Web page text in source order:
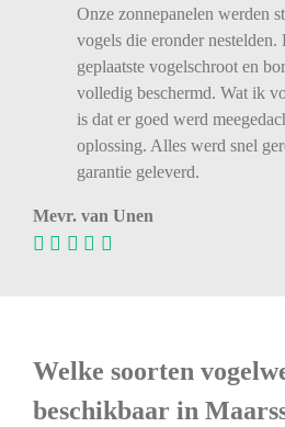
Onze zonnepanelen werden
vogels die eronder
geplaatste vogelschroot en
volledig beschermd. Wat ik
is dat er goed werd
oplossing. Alles werd snel
garantie geleverd.
Mevr. van Unen
Welke soorten
beschikbaar in